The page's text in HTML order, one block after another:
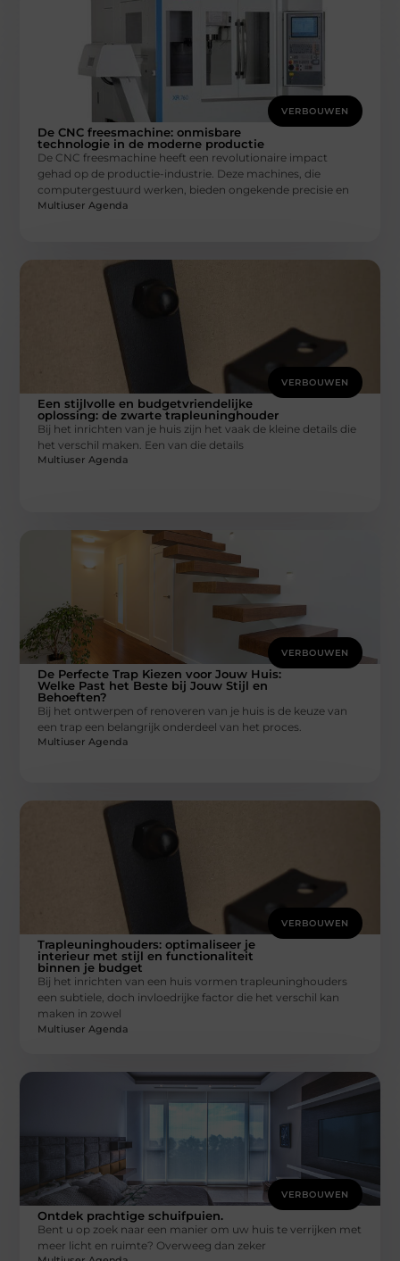
VERBOUWEN
De CNC freesmachine: onmisbare
technologie in de moderne productie
De CNC freesmachine heeft een revolutionaire impact
gehad op de productie-industrie. Deze machines, die
computergestuurd werken, bieden ongekende precisie en
Multiuser Agenda
VERBOUWEN
Een stijlvolle en budgetvriendelijke
oplossing: de zwarte trapleuninghouder
Bij het inrichten van je huis zijn het vaak de kleine details die
het verschil maken. Een van die details
Multiuser Agenda
VERBOUWEN
De Perfecte Trap Kiezen voor Jouw Huis:
Welke Past het Beste bij Jouw Stijl en
Behoeften?
Bij het ontwerpen of renoveren van je huis is de keuze van
een trap een belangrijk onderdeel van het proces.
Multiuser Agenda
VERBOUWEN
Trapleuninghouders: optimaliseer je
interieur met stijl en functionaliteit
binnen je budget
Bij het inrichten van een huis vormen trapleuninghouders
een subtiele, doch invloedrijke factor die het verschil kan
maken in zowel
Multiuser Agenda
VERBOUWEN
Ontdek prachtige schuifpuien.
Bent u op zoek naar een manier om uw huis te verrijken met
meer licht en ruimte? Overweeg dan zeker